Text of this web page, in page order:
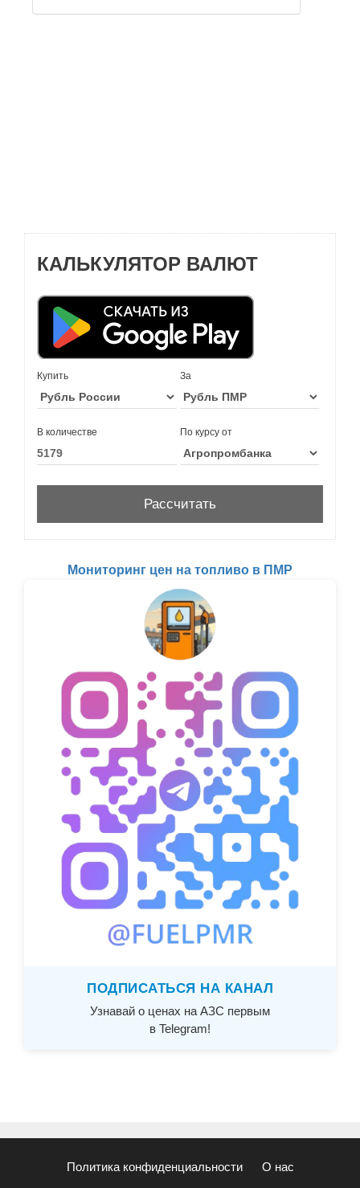
КАЛЬКУЛЯТОР ВАЛЮТ
Купить За
В количестве По курсу от
Мониторинг цен на топливо в ПМР
ПОДПИСАТЬСЯ НА КАНАЛ
Узнавай о ценах на АЗС первым
в Telegram!
Политика конфиденциальности О нас